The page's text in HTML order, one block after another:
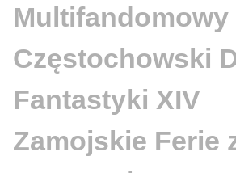
Multifandomowy
Częstochowski
Fantastyki XIV
Zamojskie Ferie